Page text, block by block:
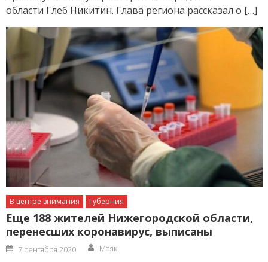
области Глеб Никитин. Глава региона рассказал о […]
В центре внимания Губерния
Еще 188 жителей Нижегородской области,
перенесших коронавирус, выписаны
Posted
on
7 сентября 2020 Author
Маяк